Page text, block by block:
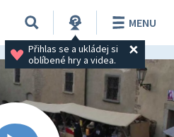
Přihlas se a ukládej si
oblíbené hry a videa.
MENU